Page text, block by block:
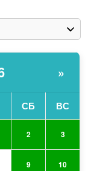
»
СБ ВС
2 3
9 10